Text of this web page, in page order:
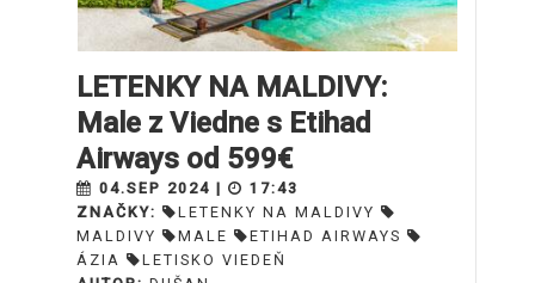
LETENKY NA MALDIVY:
Male z Viedne s Etihad
Airways od 599€
04.SEP 2024 |
17:43
ZNAČKY:
LETENKY NA MALDIVY
MALDIVY
MALE
ETIHAD AIRWAYS
ÁZIA
LETISKO VIEDEŇ